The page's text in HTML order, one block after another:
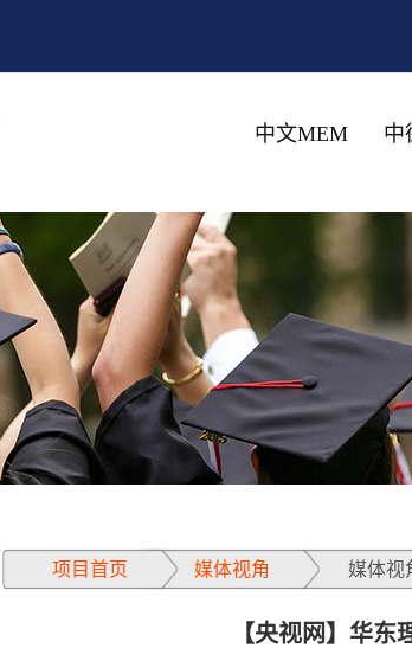
中文MEM 中
项目首页 媒体视角 媒体视
【央视网】华